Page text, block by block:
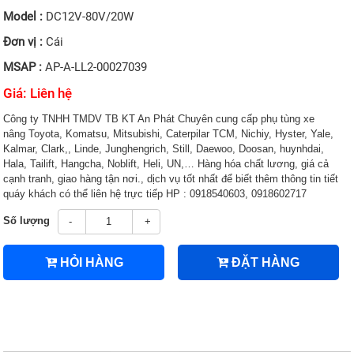
Model : DC12V-80V/20W
Đơn vị :Cái
MSAP :AP-A-LL2-00027039
Giá: Liên hệ
Công ty TNHH TMDV TB KT An Phát Chuyên cung cấp phụ tùng xe
nâng Toyota, Komatsu, Mitsubishi, Caterpilar TCM, Nichiy, Hyster, Yale,
Kalmar, Clark,, Linde, Junghengrich, Still, Daewoo, Doosan, huynhdai,
Hala, Tailift, Hangcha, Noblift, Heli, UN,… Hàng hóa chất lương, giá cả
cạnh tranh, giao hàng tận nơi., dịch vụ tốt nhất để biết thêm thông tin tiết
quáy khách có thể liên hệ trực tiếp HP : 0918540603, 0918602717
Số lượng - +
HỎI HÀNG ĐẶT HÀNG